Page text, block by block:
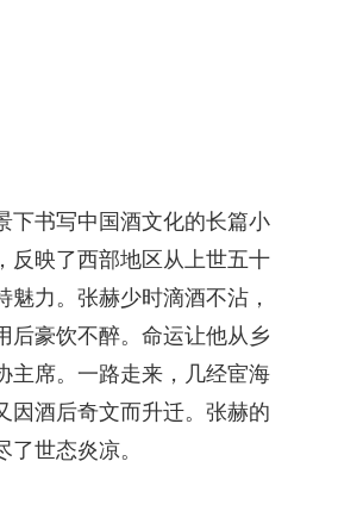
下书写中国酒文化的长篇小
反映了西部地区从上世五十
力。张赫少时滴酒不沾，
后豪饮不醉。命运让他从乡
主席。一路走来，几经宦海
因酒后奇文而升迁。张赫的
世态炎凉。